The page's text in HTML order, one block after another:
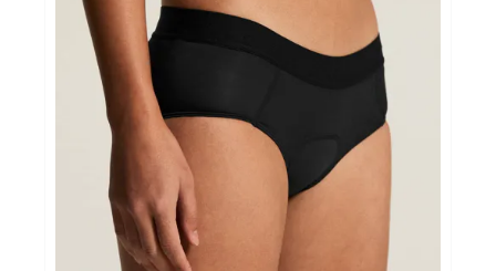
Fitness & Yoga
Sportvoeding
Gezonde levensstijl